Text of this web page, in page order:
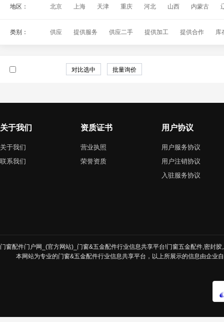
地区： 北京 上海 天津 重庆 河北 山西 内蒙古
类别：
供应 提供服务 供应二手 提供加工 提供合作 库
关于我们
关于我们
联系我们
资质证书
营业执照
荣誉资质
用户协议
用户服务协议
用户注销协议
入驻服务协议
门窗配件门户网_(官方网站)_门窗&五金配件行业信息共享平台!门窗五金配件,密封
本网站为专业的门窗&五金配件行业信息共享平台，以上所展示的信息由企业